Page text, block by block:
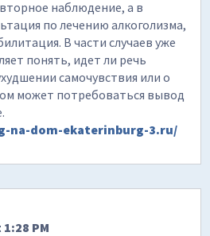
наблюдение, а в
по лечению алкоголизма,
В части случаев уже
понять, идет ли речь
самочувствия или о
может потребоваться вывод
na-dom-ekaterinburg-3.ru/
PM